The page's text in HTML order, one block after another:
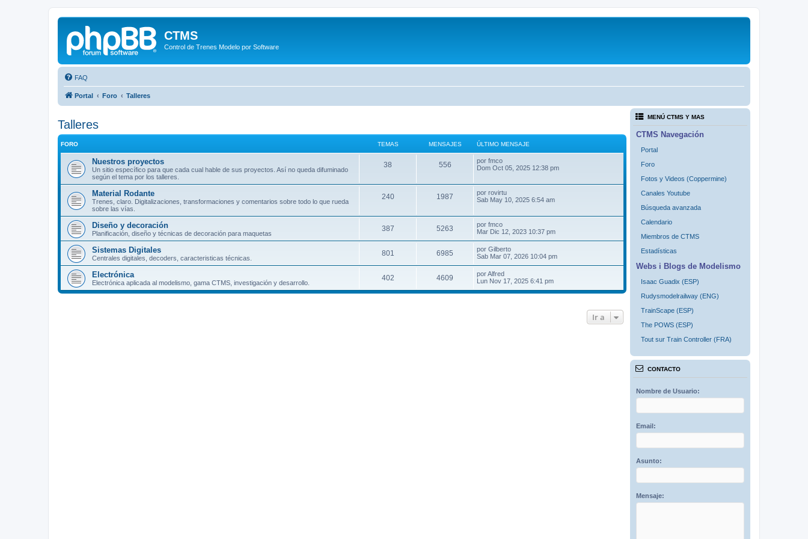
CTMS
Control de Trenes Modelo por Software
FAQ
Portal Foro Talleres
Talleres
FORO TEMAS MENSAJES ÚLTIMO MENSAJE
Nuestros proyectos
Un sitio específico para que cada cual hable de sus proyectos. Así no queda difuminado
según el tema por los talleres.
38 556 por fmco
Dom Oct 05, 2025 12:38 pm
Material Rodante
Trenes, claro. Digitalizaciones, transformaciones y comentarios sobre todo lo que rueda
sobre las vías.
240 1987 por rovirtu
Sab May 10, 2025 6:54 am
Diseño y decoración
Planificación, diseño y técnicas de decoración para maquetas
387 5263 por fmco
Mar Dic 12, 2023 10:37 pm
Sistemas Digitales
Centrales digitales, decoders, caracteristicas técnicas.
801 6985 por Gilberto
Sab Mar 07, 2026 10:04 pm
Electrónica
Electrónica aplicada al modelismo, gama CTMS, investigación y desarrollo.
402 4609 porAlfred
Lun Nov 17, 2025 6:41 pm
Ir a
MENÚ CTMS Y MAS
CTMS Navegación
Portal
Foro
Fotos y Videos (Coppermine)
Canales Youtube
Búsqueda avanzada
Calendario
Miembros de CTMS
Estadísticas
Webs i Blogs de Modelismo
Isaac Guadix (ESP)
Rudysmodelrailway (ENG)
TrainScape (ESP)
The POWS (ESP)
Tout sur Train Controller (FRA)
CONTACTO
Nombre de Usuario:
Email:
Asunto:
Mensaje: